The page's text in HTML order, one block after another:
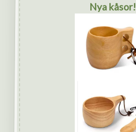
Nya kåsor!